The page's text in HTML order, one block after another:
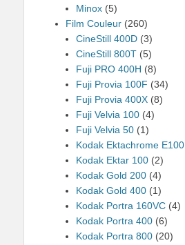
Minox (5)
Film Couleur (260)
CineStill 400D (3)
CineStill 800T (5)
Fuji PRO 400H (8)
Fuji Provia 100F (34)
Fuji Provia 400X (8)
Fuji Velvia 100 (4)
Fuji Velvia 50 (1)
Kodak Ektachrome E100
Kodak Ektar 100 (2)
Kodak Gold 200 (4)
Kodak Gold 400 (1)
Kodak Portra 160VC (4)
Kodak Portra 400 (6)
Kodak Portra 800 (20)